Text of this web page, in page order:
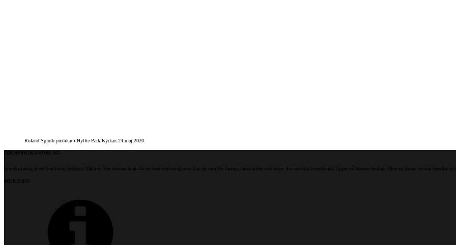
Roland Spjuth predikar i Hyllie Park Kyrkan 24 maj 2020.
OM SPRICKA FÖRLAG
Spricka förlag är ett bokförlag beläget i Malmö. Vår strävan är att ha en bred utgivning som kan ge rum för fantasi, tankfullhet och hopp. En särskild tyngdpunkt ligger på kristen teologi. Men en sådan teologi handlar ju
MER INFO